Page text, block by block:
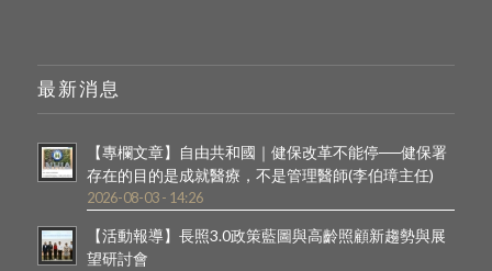
最新消息
【專欄文章】自由共和國｜健保改革不能停──健保署
存在的目的是成就醫療，不是管理醫師(李伯璋主任)
2026-08-03 - 14:26
【活動報導】長照3.0政策藍圖與高齡照顧新趨勢與展
望研討會